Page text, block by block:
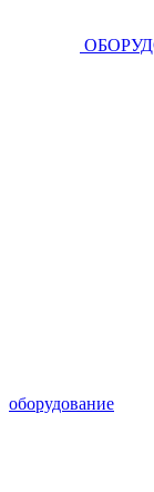
оборудование